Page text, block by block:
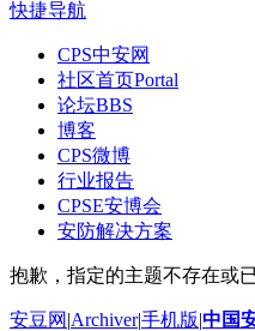
快捷导航
CPS中安网
社区首页Portal
论坛BBS
博客
CPS微博
行业报告
CPSE安博会
安防解决方案
抱歉，指定的主题不存在或
安豆网 |Archiver|手机版|中国